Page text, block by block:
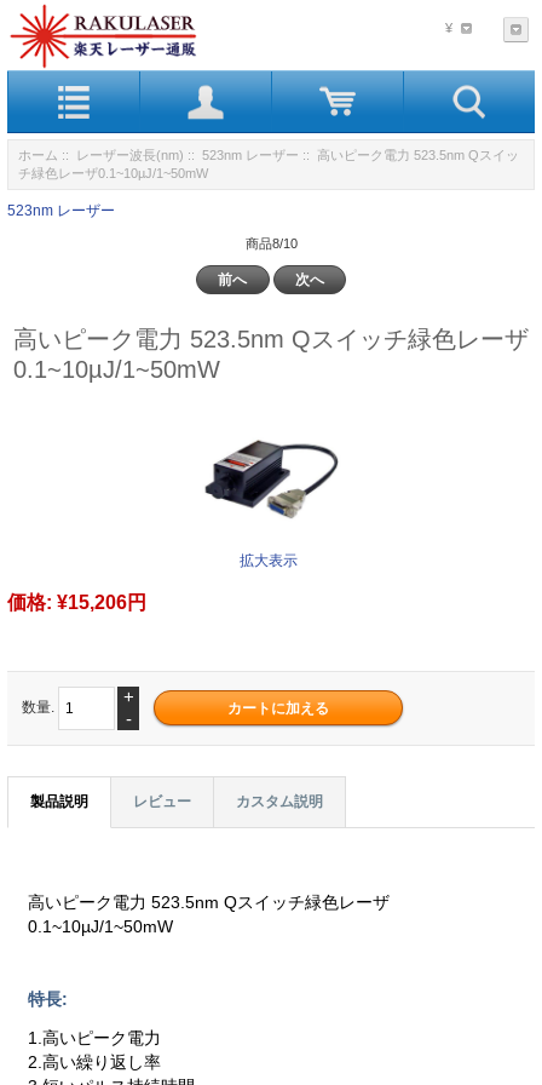
¥
ホーム :: レーザー波長(nm) :: 523nm レーザー :: 高いピーク電力 523.5nm Qスイッ
チ緑色レーザ0.1~10µJ/1~50mW
523nm レーザー
商品8/10
前へ 次へ
高いピーク電力 523.5nm Qスイッチ緑色レーザ
0.1~10µJ/1~50mW
拡大表示
価格: ¥15,206円
数量.
+
-
製品説明 レビュー カスタム説明
高いピーク電力 523.5nm Qスイッチ緑色レーザ
0.1~10µJ/1~50mW
特長:
1.高いピーク電力
2.高い繰り返し率